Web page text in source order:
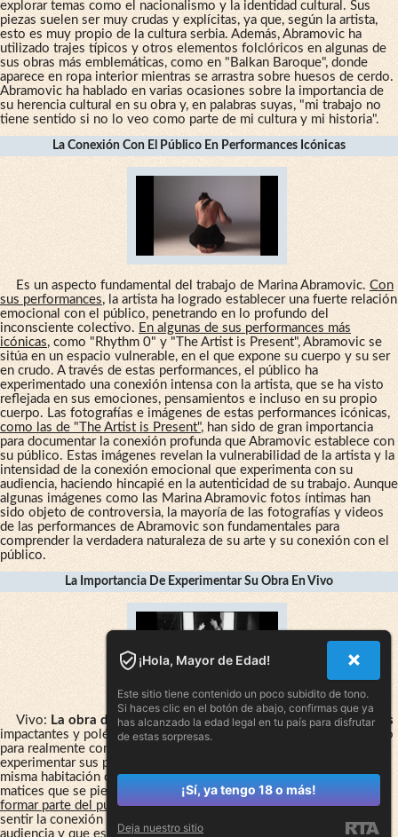
explorar temas como el nacionalismo y la identidad cultural. Sus
piezas suelen ser muy crudas y explícitas, ya que, según la artista,
esto es muy propio de la cultura serbia. Además, Abramovic ha
utilizado trajes típicos y otros elementos folclóricos en algunas de
sus obras más emblemáticas, como en "Balkan Baroque", donde
aparece en ropa interior mientras se arrastra sobre huesos de cerdo.
Abramovic ha hablado en varias ocasiones sobre la importancia de
su herencia cultural en su obra y, en palabras suyas, "mi trabajo no
tiene sentido si no lo veo como parte de mi cultura y mi historia".
La Conexión Con El Público En Performances Icónicas
Es un aspecto fundamental del trabajo de Marina Abramovic. Con
sus performances, la artista ha logrado establecer una fuerte relación
emocional con el público, penetrando en lo profundo del
inconsciente colectivo. En algunas de sus performances más
icónicas, como "Rhythm 0" y "The Artist is Present", Abramovic se
sitúa en un espacio vulnerable, en el que expone su cuerpo y su ser
en crudo. A través de estas performances, el público ha
experimentado una conexión intensa con la artista, que se ha visto
reflejada en sus emociones, pensamientos e incluso en su propio
cuerpo. Las fotografías e imágenes de estas performances icónicas,
como las de "The Artist is Present", han sido de gran importancia
para documentar la conexión profunda que Abramovic establece con
su público. Estas imágenes revelan la vulnerabilidad de la artista y la
intensidad de la conexión emocional que experimenta con su
audiencia, haciendo hincapié en la autenticidad de su trabajo. Aunque
algunas imágenes como las Marina Abramovic fotos íntimas han
sido objeto de controversia, la mayoría de las fotografías y videos
de las performances de Abramovic son fundamentales para
comprender la verdadera naturaleza de su arte y su conexión con el
público.
La Importancia De Experimentar Su Obra En Vivo
Vivo: La obra de Marina Abramovic es sin duda una de las más
impactantes y polémicas de la escena artística contemporánea. Pero
para realmente comprender su significado y alcance, es necesario
experimentar sus performances en vivo. Al estar presente en la
misma habitación con la artista, se pueden apreciar detalles y
matices que se pierden en una imagen fija o un video. Además,
formar parte del público en una de sus performances, se puede
sentir la conexión emocional que la artista establece con su
audiencia y que es el verdadero objetivo de su obra.
En palabras de
¡Hola, Mayor de Edad!
Este sitio tiene contenido un poco subidito de tono.
Si haces clic en el botón de abajo, confirmas que ya
has alcanzado la edad legal en tu país para disfrutar
de estas sorpresas.
¡Sí, ya tengo 18 o más!
Deja nuestro sitio